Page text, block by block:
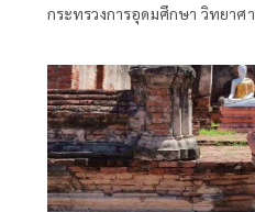
กระทรวงการอุดมศึกษา วิทยาศ
ดังนี้